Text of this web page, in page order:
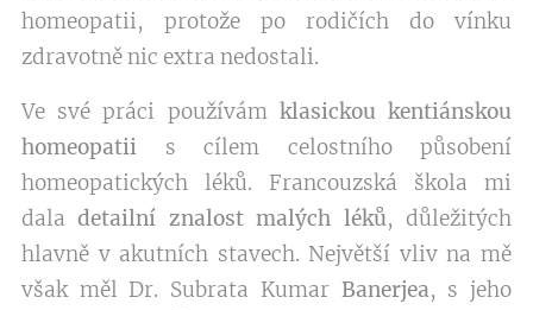
homeopatii, protože po rodičích do vínku
zdravotně nic extra nedostali.
Ve své práci používám klasickou kentiánskou
homeopatii s cílem celostního působení
homeopatických léků. Francouzská škola mi
daladetailní znalost malých léků, důležitých
hlavně v akutních stavech. Největší vliv na mě
však měl Dr. Subrata Kumar Banerjea, s jeho